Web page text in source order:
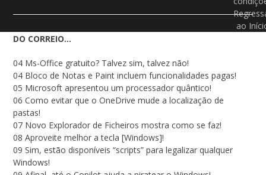
DO CORREIO…
04 Ms-Office gratuito? Talvez sim, talvez não!
04 Bloco de Notas e Paint incluem funcionalidades pagas!
05 Microsoft apresentou um processador quântico!
06 Como evitar que o OneDrive mude a localização de
pastas!
07 Novo Explorador de Ficheiros mostra como se faz!
08 Aproveite melhor a tecla [Windows]!
09 Sim, estão disponíveis “scripts” para legalizar qualquer
Windows!
ao